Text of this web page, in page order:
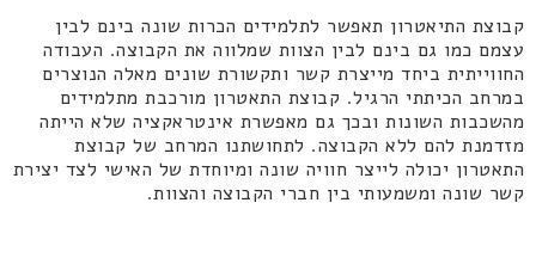
קבוצת התיאטרון תאפשר לתלמידים הכרות שונה בינם לבין
עצמם כמו גם בינם לבין הצוות שמלווה את הקבוצה. העבודה
החווייתית ביחד מייצרת קשר ותקשורת שונים מאלה הנוצרים
במרחב הכיתתי הרגיל. קבוצת התאטרון מורכבת מתלמידים
מהשכבות השונות ובכך גם מאפשרת אינטראקציה שלא הייתה
מזדמנת להם ללא הקבוצה. לתחושתנו המרחב של קבוצת
התאטרון יכולה לייצר חוויה שונה ומיוחדת של האישי לצד יצירת
קשר שונה ומשמעותי בין חברי הקבוצה והצוות.